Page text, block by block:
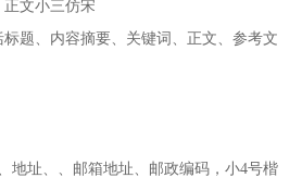
文小三仿宋
题、内容摘要、关键词、正文、参考文
地址、、邮箱地址、邮政编码，小4号楷